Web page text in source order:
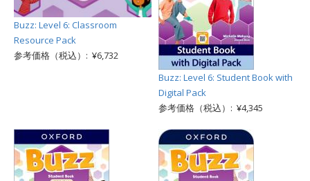
Buzz: Level 6: Classroom
Resource Pack
参考価格（税込）: ¥6,732
Buzz: Level 6: Student Book with
Digital Pack
参考価格（税込）: ¥4,345